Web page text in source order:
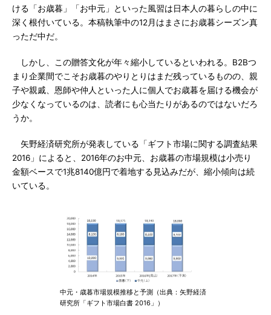
ける「お歳暮」「お中元」といった風習は日本人の暮らしの中に
深く根付いている。本稿執筆中の12月はまさにお歳暮シーズン真
っただ中だ。
しかし、この贈答文化が年々縮小しているといわれる。B2Bつ
まり企業間でこそお歳暮のやりとりはまだ残っているものの、親
子や親戚、恩師や仲人といった人に個人でお歳暮を届ける機会が
少なくなっているのは、読者にも心当たりがあるのではないだろ
うか。
矢野経済研究所が発表している「ギフト市場に関する調査結果
2016」によると、2016年のお中元、お歳暮の市場規模は小売り
金額ベースで1兆8140億円で着地する見込みだが、縮小傾向は続
いている。
中元・歳暮市場規模推移と予測（出典：矢野経済
研究所「ギフト市場白書 2016」）